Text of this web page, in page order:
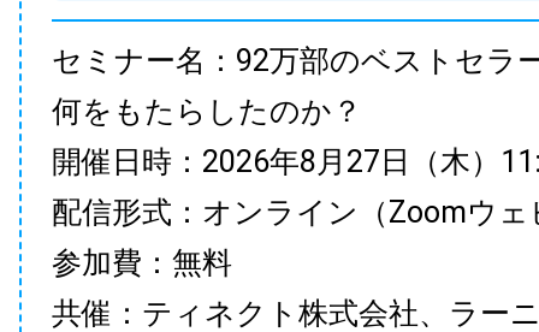
セミナー名：92万部のベストセラ
何をもたらしたのか？
開催日時：2026年8月27日（木）
配信形式：オンライン（Zoomウェ
参加費：無料
共催：ティネクト株式会社、ラー